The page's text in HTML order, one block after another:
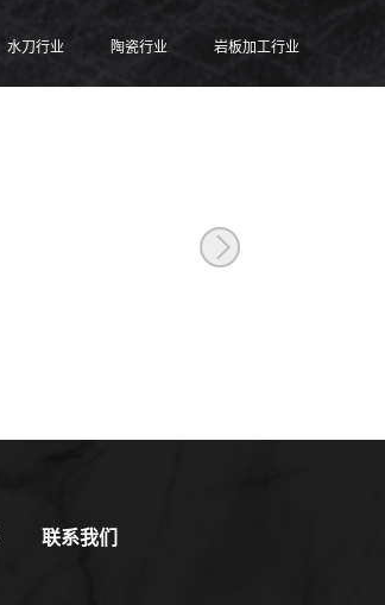
水刀行业 陶瓷行业 岩板加工行业
联系我们